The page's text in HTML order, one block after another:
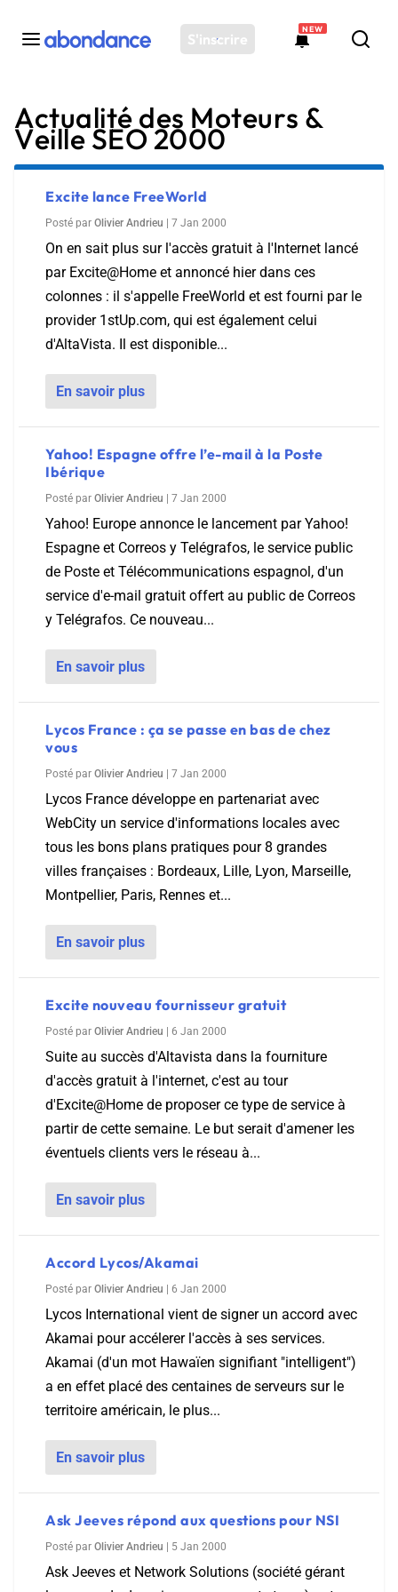
S'inscrire
NEW
Toutes les actus
Actus SEO
Plateforme
Outils
Solutions
Ressources
Audit SEO
Actualité des Moteurs &
Veille SEO 2000
Excite lance FreeWorld
Posté par Olivier Andrieu 7 Jan 2000
On en sait plus sur l'accès gratuit à l'Internet lancé
par Excite@Home et annoncé hier dans ces
colonnes : il s'appelle FreeWorld et est fourni par le
provider 1stUp.com, qui est également celui
d'AltaVista. Il est disponible...
En savoir plus
Yahoo! Espagne offre l’e-mail à la Poste
Ibérique
Posté par Olivier Andrieu 7 Jan 2000
Yahoo! Europe annonce le lancement par Yahoo!
Espagne et Correos y Telégrafos, le service public
de Poste et Télécommunications espagnol, d'un
service d'e-mail gratuit offert au public de Correos
y Telégrafos. Ce nouveau...
En savoir plus
Lycos France : ça se passe en bas de chez
vous
Posté par Olivier Andrieu 7 Jan 2000
Lycos France développe en partenariat avec
WebCity un service d'informations locales avec
tous les bons plans pratiques pour 8 grandes
villes françaises : Bordeaux, Lille, Lyon, Marseille,
Montpellier, Paris, Rennes et...
En savoir plus
Excite nouveau fournisseur gratuit
Posté par Olivier Andrieu 6 Jan 2000
Suite au succès d'Altavista dans la fourniture
d'accès gratuit à l'internet, c'est au tour
d'Excite@Home de proposer ce type de service à
partir de cette semaine. Le but serait d'amener les
éventuels clients vers le réseau à...
En savoir plus
Accord Lycos/Akamai
Posté par Olivier Andrieu 6 Jan 2000
Lycos International vient de signer un accord avec
Akamai pour accélerer l'accès à ses services.
Akamai (d'un mot Hawaïen signifiant "intelligent")
a en effet placé des centaines de serveurs sur le
territoire américain, le plus...
En savoir plus
Ask Jeeves répond aux questions pour NSI
Posté par Olivier Andrieu 5 Jan 2000
Ask Jeeves et Network Solutions (société gérant